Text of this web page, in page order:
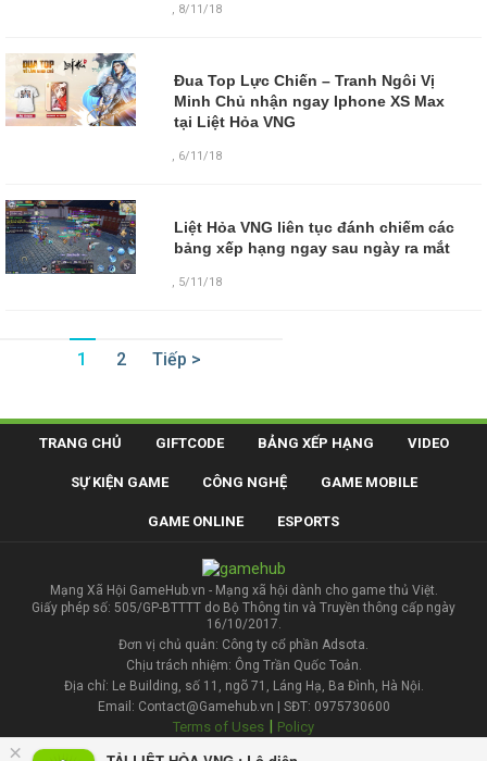
×
, 8/11/18
Đua Top Lực Chiến – Tranh Ngôi Vị
Minh Chủ nhận ngay Iphone XS Max
tại Liệt Hỏa VNG
, 6/11/18
Liệt Hỏa VNG liên tục đánh chiếm các
bảng xếp hạng ngay sau ngày ra mắt
, 5/11/18
1 2 Tiếp >
TRANG CHỦ GIFTCODE BẢNG XẾP HẠNG VIDEO
SỰ KIỆN GAME CÔNG NGHỆ GAME MOBILE
GAME ONLINE ESPORTS
Mạng Xã Hội GameHub.vn - Mạng xã hội dành cho game thủ Việt.
Giấy phép số: 505/GP-BTTTT do Bộ Thông tin và Truyền thông cấp ngày
16/10/2017.
Đơn vị chủ quản: Công ty cổ phần Adsota.
Chịu trách nhiệm: Ông Trần Quốc Toản.
Địa chỉ: Le Building, số 11, ngõ 71, Láng Hạ, Ba Đình, Hà Nội.
Email: Contact@Gamehub.vn | SĐT: 0975730600
Terms of Uses | Policy